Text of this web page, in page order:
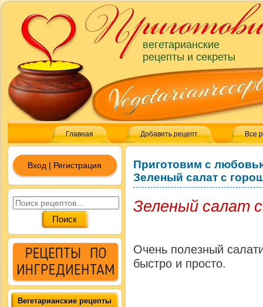
вегетарианские
рецепты и секреты
Главная Добавить рецепт Все
Приготовим с
Зеленый салат с
Зеленый салат
Очень полезный
быстро и просто.
Вход | Регистрация
Вегетарианские рецепты